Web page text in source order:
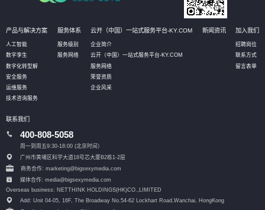
产品与解决方案
人工智能
数字孪生
数字化转型解
安全服务
运维服务
技术咨询服务
服务体系
服务级别
服务网络
云开（中国）一站式服务平台-KY.COM
企业简介
云开（中国）一站式服务平台-KY.COM
服务网络
荣誉资质
企业风采
新闻资讯 加入我们
招聘岗位
联系方式
留言表单
联系我们
400-808-5058
周一到周五9:30-18:00 (北京时间）
广州市黄埔区科学大道18号芯大厦B2栋1-2层
商务合作: marketing@bigsexymedia.com
媒体合作: media@bigsexymedia.com
Overseas business: NETTHINK HOLDINGS(HK)CO.,LIMITED
Add: Unit 04-05, 16F, The Broadway No.54-62 Lockhart Road, Wanchai, HongKong